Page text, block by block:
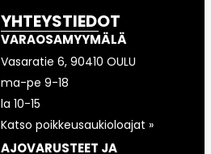
YHTEYSTIEDOT
VARAOSAMYYMÄLÄ
Vasaratie 6, 90410 OULU
ma-pe 9-18
la 10-15
Katso poikkeusaukioloajat »
AJOVARUSTEET JA